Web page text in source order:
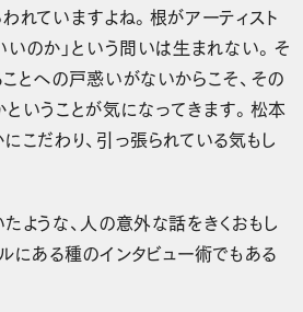
れていますよね。根がアーティスト
いのか」という問いは生まれない。そ
とへの戸惑いがないからこそ、その
いうことが気になってきます。松本
こだわり、引っ張られている気もし
ような、人の意外な話をきくおもし
にある種のインタビュー術でもある